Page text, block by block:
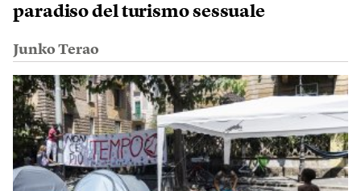
paradiso del turismo sessuale
Junko Terao